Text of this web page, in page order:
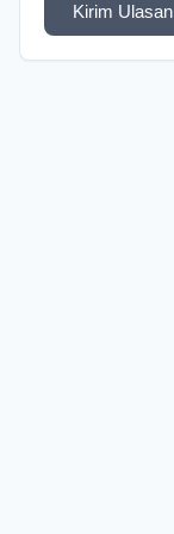
Kirim Ulasan